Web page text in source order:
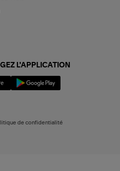
L'APPLICATION
de confidentialité